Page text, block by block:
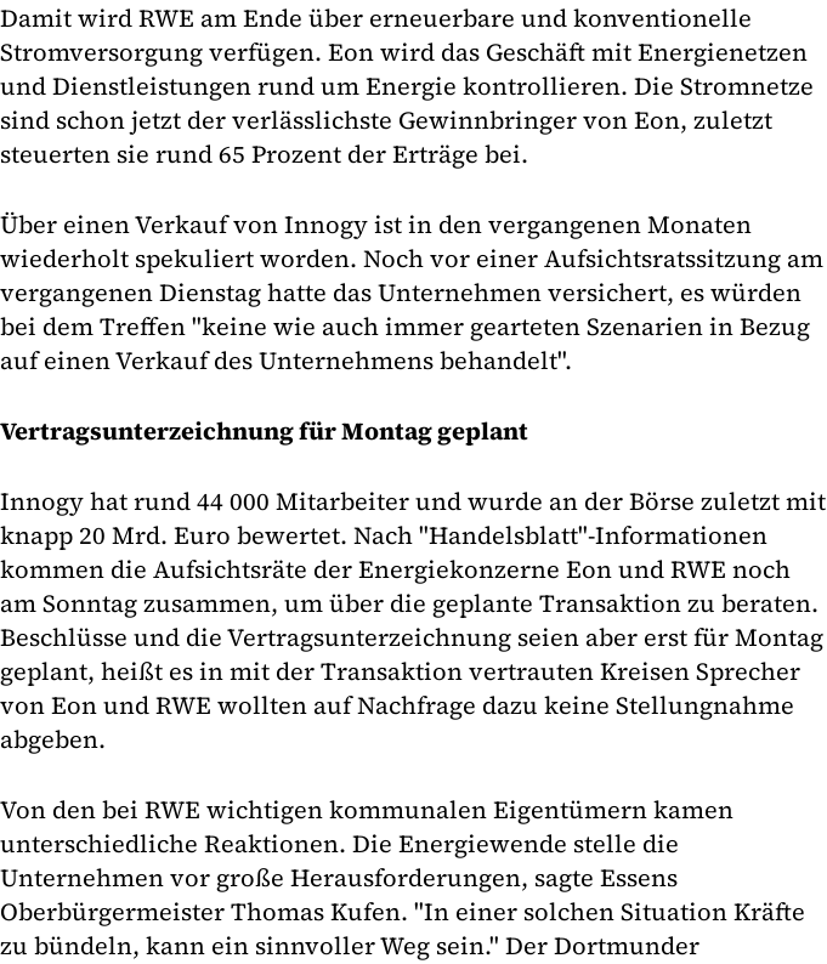
Damit wird RWE am Ende über erneuerbare und konventionelle
Stromversorgung verfügen. Eon wird das Geschäft mit Energienetzen
und Dienstleistungen rund um Energie kontrollieren. Die Stromnetze
sind schon jetzt der verlässlichste Gewinnbringer von Eon, zuletzt
steuerten sie rund 65 Prozent der Erträge bei.
Über einen Verkauf von Innogy ist in den vergangenen Monaten
wiederholt spekuliert worden. Noch vor einer Aufsichtsratssitzung am
vergangenen Dienstag hatte das Unternehmen versichert, es würden
bei dem Treffen "keine wie auch immer gearteten Szenarien in Bezug
auf einen Verkauf des Unternehmens behandelt".
Vertragsunterzeichnung für Montag geplant
Innogy hat rund 44 000 Mitarbeiter und wurde an der Börse zuletzt mit
knapp 20 Mrd. Euro bewertet. Nach "Handelsblatt"-Informationen
kommen die Aufsichtsräte der Energiekonzerne Eon und RWE noch
am Sonntag zusammen, um über die geplante Transaktion zu beraten.
Beschlüsse und die Vertragsunterzeichnung seien aber erst für Montag
geplant, heißt es in mit der Transaktion vertrauten Kreisen Sprecher
von Eon und RWE wollten auf Nachfrage dazu keine Stellungnahme
abgeben.
Von den bei RWE wichtigen kommunalen Eigentümern kamen
unterschiedliche Reaktionen. Die Energiewende stelle die
Unternehmen vor große Herausforderungen, sagte Essens
Oberbürgermeister Thomas Kufen. "In einer solchen Situation Kräfte
zu bündeln, kann ein sinnvoller Weg sein." Der Dortmunder